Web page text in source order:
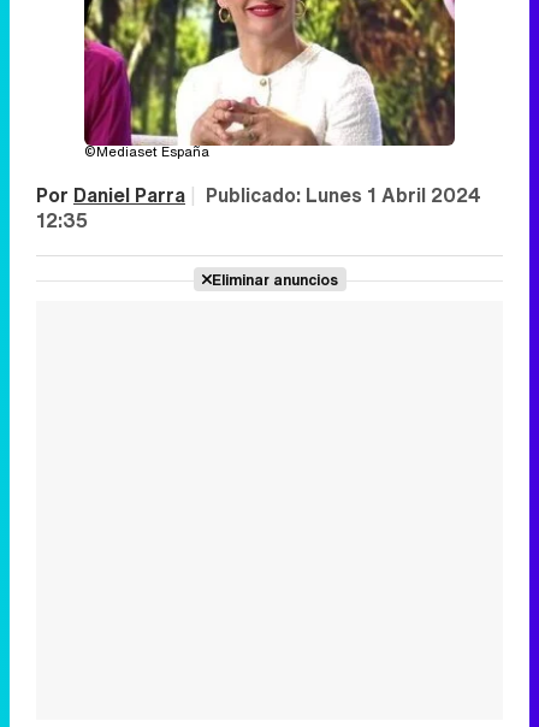
©Mediaset España
Por Daniel Parra | Publicado: Lunes 1 Abril 2024
12:35
Eliminar anuncios